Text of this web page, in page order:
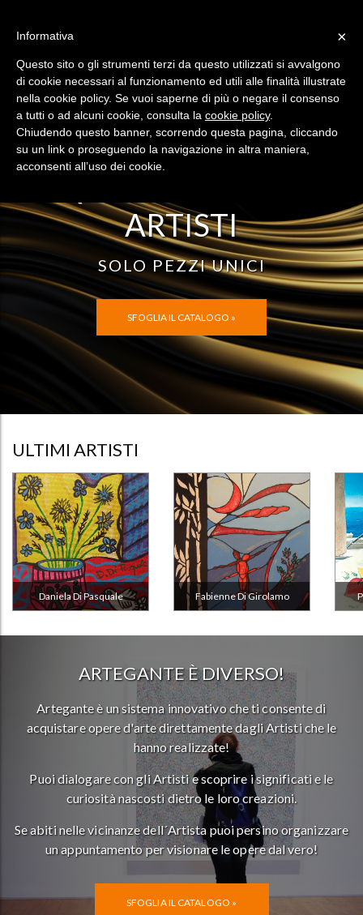
Menù
HAI UN CODICE? SEI UN ARTISTA?
ARTISTI
SOLO PEZZI UNICI
SFOGLIA IL CATALOGO »
ULTIMI ARTISTI
Daniela Di Pasquale Fabienne Di Girolamo
ARTEGANTE È DIVERSO!
Artegante è un sistema innovativo che ti consente di
acquistare opere d'arte direttamente dagli Artisti che le
hanno realizzate!
Puoi dialogare con gli Artisti e scoprire i significati e le
curiosità nascosti dietro le loro creazioni.
Se abiti nelle vicinanze dell´Artista puoi persino organizzare
un appuntamento per visionare le opere dal vero!
SFOGLIA IL CATALOGO »
×
Informativa
Questo sito o gli strumenti terzi da questo utilizzati si avvalgono
di cookie necessari al funzionamento ed utili alle finalità illustrate
nella cookie policy. Se vuoi saperne di più o negare il consenso
a tutti o ad alcuni cookie, consulta la cookie policy.
Chiudendo questo banner, scorrendo questa pagina, cliccando
su un link o proseguendo la navigazione in altra maniera,
acconsenti all’uso dei cookie.